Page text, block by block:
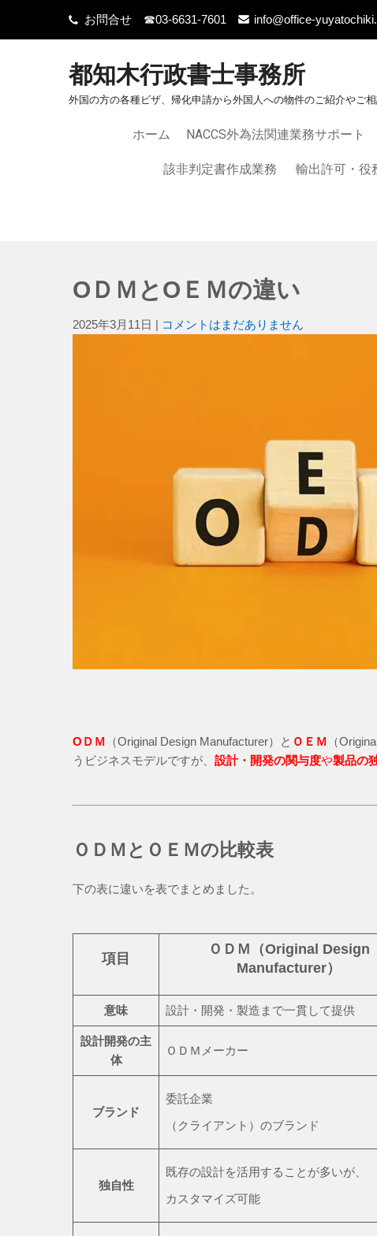
お問合せ ☎03-6631-7601 info@office-
都知木行政書士事務所
外国の方の各種ビザ、帰化申請から外国人への物件のご紹介やご
ホーム NACCS外為法関連業務サポート
該非判定書作成業務 輸出許可・役
ОＤＭとOＥＭの違い
2025年3月11日 | コメントはまだありません
ОＤＭ （Original Design Manufacturer）と ＯＥＭ （
うビジネスモデルですが、 設計・開発の関与度や製品の
ＯＤＭとＯＥＭの比較表
下の表に違いを表でまとめました。
項目
ＯＤＭ（Original Design
Manufacturer）
意味 設計・開発・製造まで一貫して提供
設計開発の主
体
ＯＤＭメーカー
ブランド
委託企業
（クライアント）のブランド
独自性
既存の設計を活用することが多いが、
カスタマイズ可能